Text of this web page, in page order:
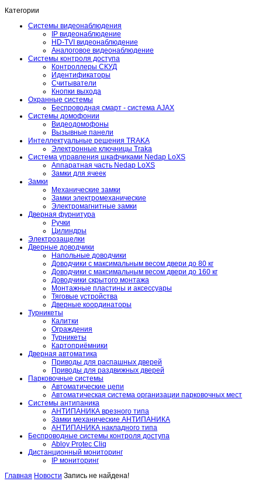
Категории
Системы видеонаблюдения
IP видеонаблюдение
HD-TVI видеонаблюдение
Аналоговое видеонаблюдение
Системы контроля доступа
Контроллеры СКУД
Идентификаторы
Считыватели
Кнопки выхода
Охранные системы
Беспроводная смарт - система AJAX
Системы домофонии
Видеодомофоны
Вызывные панели
Интеллектуальные решения TRAKA
Электронные ключницы Traka
Система управления шкафчиками Nedap LoXS
Аппаратная часть Nedap LoXS
Замки для ячеек
Замки
Механические замки
Замки электромеханические
Электромагнитные замки
Дверная фурнитура
Ручки
Цилиндры
Электрозащелки
Дверные доводчики
Напольные доводчики
Доводчики с максимальным весом двери до 80 кг
Доводчики с максимальным весом двери до 160 кг
Доводчики скрытого монтажа
Монтажные пластины и аксессуары
Тяговые устройства
Дверные координаторы
Турникеты
Калитки
Ограждения
Турникеты
Картоприёмники
Дверная автоматика
Приводы для распашных дверей
Приводы для раздвижных дверей
Парковочные системы
Автоматические цепи
Автоматическая система организации парковочных мест
Системы антипаника
АНТИПАНИКА врезного типа
Замки механические АНТИПАНИКА
АНТИПАНИКА накладного типа
Беспроводные системы контроля доступа
Abloy Protec Cliq
Дистанционный мониторинг
IP мониторинг
Главная Новости Запись не найдена!